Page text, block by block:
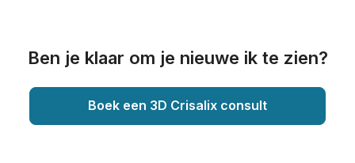
Ben je klaar om je nieuwe ik te zien?
Boek een 3D Crisalix consult